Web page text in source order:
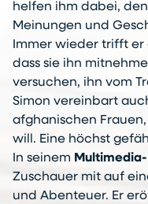
helfen ihm dabei,
Meinungen und
Immer wieder trifft er
dass sie ihn
versuchen, ihn vom
Simon vereinbart
afghanischen
will. Eine höchst
In seinem
Zuschauer mit auf
und Abenteuer. Er